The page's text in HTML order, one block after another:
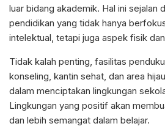
luar bidang akademik. Hal ini sejalan
pendidikan yang tidak hanya
intelektual, tetapi juga aspek fisik
Tidak kalah penting, fasilitas
konseling, kantin sehat, dan area
dalam menciptakan lingkungan
Lingkungan yang positif akan
dan lebih semangat dalam belajar.